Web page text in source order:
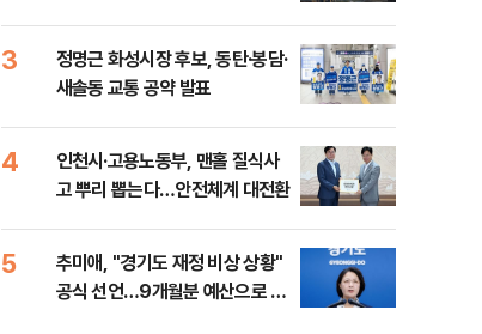
3
정명근 화성시장 후보, 동탄·봉담·
새솔동 교통 공약 발표
4
인천시·고용노동부, 맨홀 질식사
고 뿌리 뽑는다…안전체계 대전환
5
추미애, "경기도 재정 비상 상황"
공식 선언…9개월분 예산으로 민